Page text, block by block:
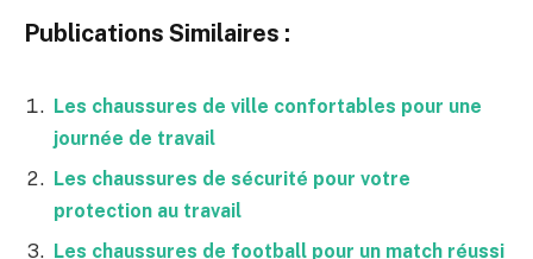
Publications Similaires :
Les chaussures de ville confortables pour une
journée de travail
Les chaussures de sécurité pour votre
protection au travail
Les chaussures de football pour un match réussi